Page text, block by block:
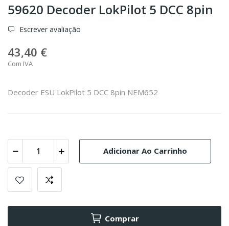
59620 Decoder LokPilot 5 DCC 8pin
Escrever avaliação
43,40 €
Com IVA
Decoder ESU LokPilot 5 DCC 8pin NEM652
Adicionar Ao Carrinho
Comprar